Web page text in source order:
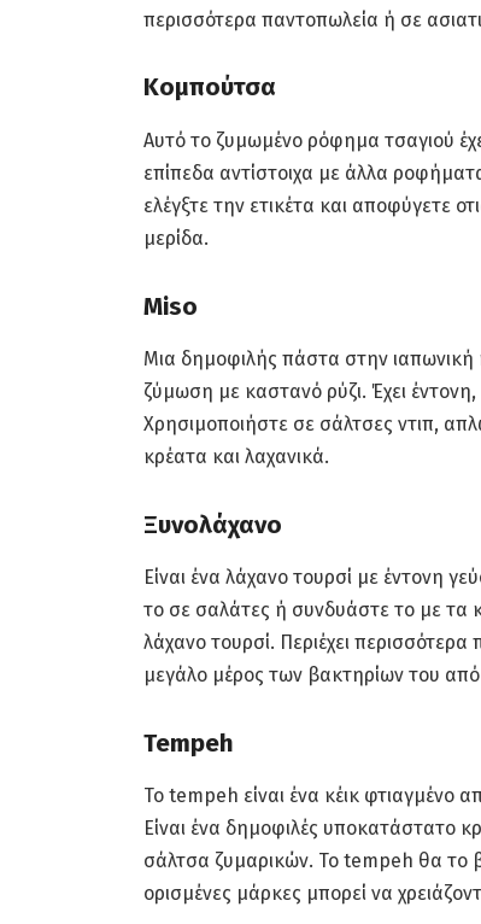
περισσότερα παντοπωλεία ή σε
Κομπούτσα
Αυτό το ζυμωμένο ρόφημα τσαγιού
επίπεδα αντίστοιχα με άλλα
ελέγξτε την ετικέτα και αποφύγετε
μερίδα.
Miso
Μια δημοφιλής πάστα στην ιαπωνική
ζύμωση με καστανό ρύζι. Έχει
Χρησιμοποιήστε σε σάλτσες ντιπ,
κρέατα και λαχανικά.
Ξυνολάχανο
Είναι ένα λάχανο τουρσί με έντονη
το σε σαλάτες ή συνδυάστε το με τα
λάχανο τουρσί. Περιέχει
μεγάλο μέρος των βακτηρίων του
Tempeh
Το tempeh είναι ένα κέικ
Είναι ένα δημοφιλές υποκατάστατο
σάλτσα ζυμαρικών. Το tempeh θα το
ορισμένες μάρκες μπορεί να